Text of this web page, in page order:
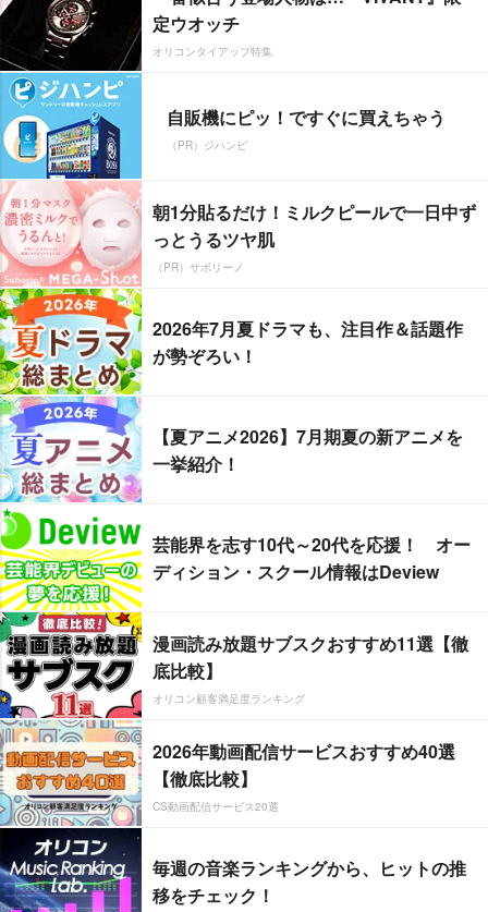
定ウオッチ
オリコンタイアップ特集
自販機にピッ！ですぐに買えちゃう
（PR）ジハンピ
朝1分貼るだけ！ミルクピールで一日中ず
っとうるツヤ肌
（PR）サボリーノ
2026年7月夏ドラマも、注目作＆話題作
が勢ぞろい！
【夏アニメ2026】7月期夏の新アニメを
一挙紹介！
芸能界を志す10代～20代を応援！ オー
ディション・スクール情報はDeview
漫画読み放題サブスクおすすめ11選【徹
底比較】
オリコン顧客満足度ランキング
2026年動画配信サービスおすすめ40選
【徹底比較】
CS動画配信サービス20選
毎週の音楽ランキングから、ヒットの推
移をチェック！